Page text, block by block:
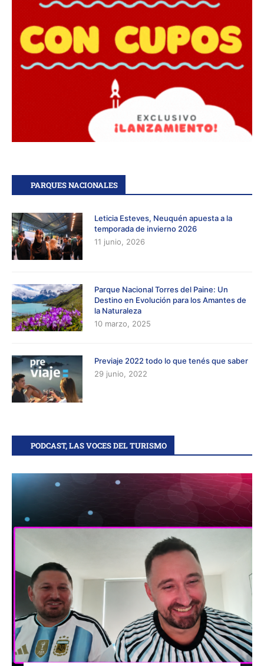
PARQUES NACIONALES
Leticia Esteves, Neuquén apuesta a la
temporada de invierno 2026
11 junio, 2026
Parque Nacional Torres del Paine: Un
Destino en Evolución para los Amantes de
la Naturaleza
10 marzo, 2025
Previaje 2022 todo lo que tenés que saber
29 junio, 2022
PODCAST, LAS VOCES DEL TURISMO